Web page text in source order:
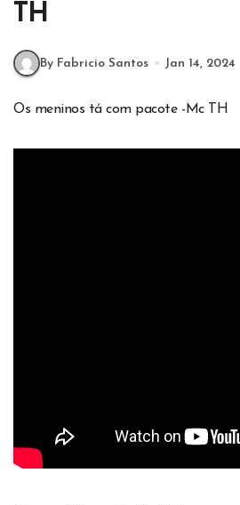
TH
By Fabricio Santos Jan 14, 2024
Os meninos tá com pacote -Mc TH